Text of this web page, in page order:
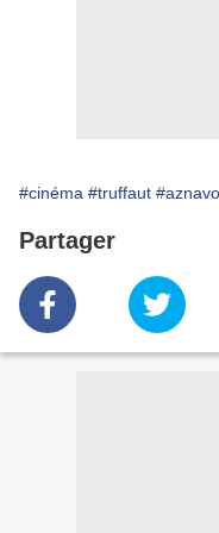
#cinéma #truffaut
Partager